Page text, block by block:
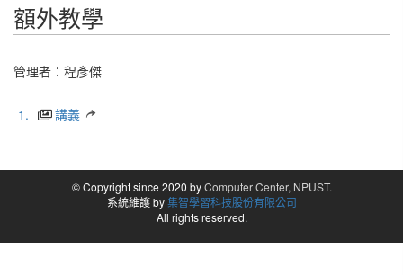
額外教學
管理者： 程彥傑
1. 講義
© Copyright since 2020 byComputer Center, NPUST.
系統維護 by集智學習科技股份有限公司
All rights reserved.